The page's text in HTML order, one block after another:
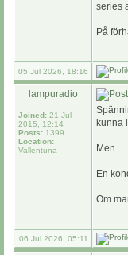
series
På
05 Jul 2026, 18:16
lampuradio
Joined: 21 Jul
2015, 12:14
Posts: 1399
Location:
Vallentuna
kunna
Men...
En
Om
06 Jul 2026, 05:11